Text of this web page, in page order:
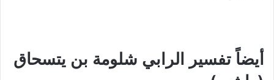
أيضاً تفسير الرابي شلومة بن يتسحاق